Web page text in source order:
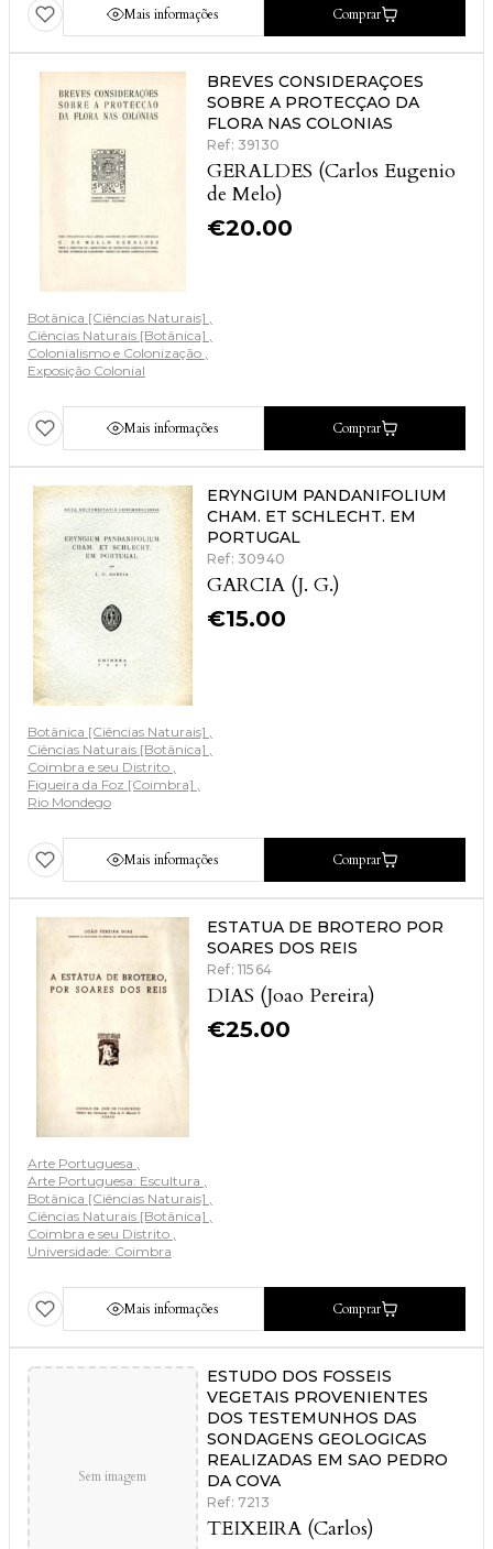
Mais informações Comprar
BREVES CONSIDERAÇOES
SOBRE A PROTECÇAO DA
FLORA NAS COLONIAS
Ref: 39130
GERALDES (Carlos Eugenio
de Melo)
€20.00
Botânica [Ciências Naturais]
Ciências Naturais [Botânica]
Colonialismo e Colonização
Exposição Colonial
Mais informações Comprar
ERYNGIUM PANDANIFOLIUM
CHAM. ET SCHLECHT. EM
PORTUGAL
Ref: 30940
GARCIA (J. G.)
€15.00
Botânica [Ciências Naturais]
Ciências Naturais [Botânica]
Coimbra e seu Distrito
Figueira da Foz [Coimbra]
Rio Mondego
Mais informações Comprar
ESTATUA DE BROTERO POR
SOARES DOS REIS
Ref: 11564
DIAS (Joao Pereira)
€25.00
Arte Portuguesa
Arte Portuguesa: Escultura
Botânica [Ciências Naturais]
Ciências Naturais [Botânica]
Coimbra e seu Distrito
Universidade: Coimbra
Mais informações Comprar
Sem imagem
ESTUDO DOS FOSSEIS
VEGETAIS PROVENIENTES
DOS TESTEMUNHOS DAS
SONDAGENS GEOLOGICAS
REALIZADAS EM SAO PEDRO
DA COVA
Ref: 7213
TEIXEIRA (Carlos)